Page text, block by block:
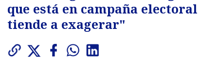
que está en campaña electoral
tiende a exagerar"